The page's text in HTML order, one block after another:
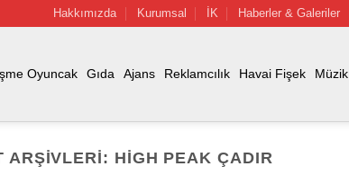
Hakkımızda Kurumsal İK Haberler & Galeriler
Oyuncak Gıda Ajans Reklamcılık Havai Fişek Müzik
ARŞIVLERI: HIGH PEAK ÇADIR